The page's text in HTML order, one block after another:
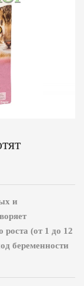
и
роста (от 1 до 12
беременности